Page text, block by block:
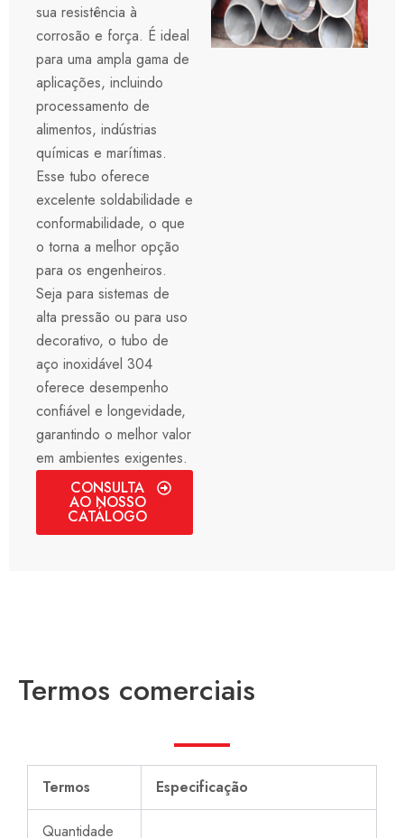
sua resistência à
corrosão e força. É ideal
para uma ampla gama de
aplicações, incluindo
processamento de
alimentos, indústrias
químicas e marítimas.
Esse tubo oferece
excelente soldabilidade e
conformabilidade, o que
o torna a melhor opção
para os engenheiros.
Seja para sistemas de
alta pressão ou para uso
decorativo, o tubo de
aço inoxidável 304
oferece desempenho
confiável e longevidade,
garantindo o melhor valor
em ambientes exigentes.
CONSULTA
AO NOSSO
CATÁLOGO
Termos comerciais
Termos Especificação
Quantidade